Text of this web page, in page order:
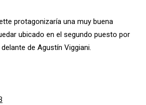
protagonizaría una muy buena
ubicado en el segundo puesto por
de Agustín Viggiani.